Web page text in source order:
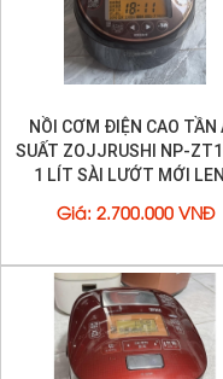
- Đa chức năng với
Cơm trắng, Gạo lứt,
Nấu cực nhanh và
- Thao tác dễ dàng
- Chức năng hẹn giờ
- Lòng nồi phủ men
- Chức năng giữ nóng
- Chế độ nấu ổn định
- Có thể tháo nắp
•- Xuất xứ: nhật bản
NỒI CƠM ĐIỆN CAO TẦN
SUẤT ZOJJRUSHI NP-
1 LÍT SÀI LƯỚT MỚI
Giá : 2.700.000 VNĐ